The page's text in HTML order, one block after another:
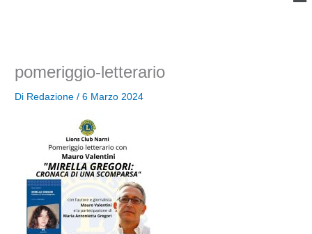
pomeriggio-letterario
Di Redazione/6 Marzo 2024